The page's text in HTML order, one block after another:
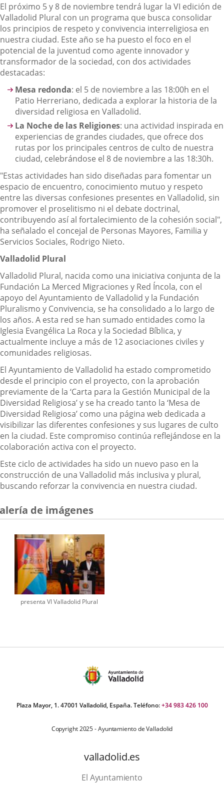
El próximo 5 y 8 de noviembre tendrá lugar la VI edición de
Valladolid Plural con un programa que busca consolidar
los principios de respeto y convivencia interreligiosa en
nuestra ciudad. Este año se ha puesto el foco en el
potencial de la juventud como agente innovador y
transformador de la sociedad, con dos actividades
destacadas:
Mesa redonda: el 5 de noviembre a las 18:00h en el
Patio Herreriano, dedicada a explorar la historia de la
diversidad religiosa en Valladolid.
La Noche de las Religiones: una actividad inspirada en
experiencias de grandes ciudades, que ofrece dos
rutas por los principales centros de culto de nuestra
ciudad, celebrándose el 8 de noviembre a las 18:30h.
"Estas actividades han sido diseñadas para fomentar un
espacio de encuentro, conocimiento mutuo y respeto
entre las diversas confesiones presentes en Valladolid, sin
promover el proselitismo ni el debate doctrinal,
contribuyendo así al fortalecimiento de la cohesión social",
ha señalado el concejal de Personas Mayores, Familia y
Servicios Sociales, Rodrigo Nieto.
Valladolid Plural
Valladolid Plural, nacida como una iniciativa conjunta de la
Fundación La Merced Migraciones y Red Íncola, con el
apoyo del Ayuntamiento de Valladolid y la Fundación
Pluralismo y Convivencia, se ha consolidado a lo largo de
los años. A esta red se han sumado entidades como la
Iglesia Evangélica La Roca y la Sociedad Bíblica, y
actualmente incluye a más de 12 asociaciones civiles y
comunidades religiosas.
El Ayuntamiento de Valladolid ha estado comprometido
desde el principio con el proyecto, con la aprobación
previamente de la ‘Carta para la Gestión Municipal de la
Diversidad Religiosa’ y se ha creado tanto la ‘Mesa de
Diversidad Religiosa’ como una página web dedicada a
visibilizar las diferentes confesiones y sus lugares de culto
en la ciudad. Este compromiso continúa reflejándose en la
colaboración activa con el proyecto.
Este ciclo de actividades ha sido un nuevo paso en la
construcción de una Valladolid más inclusiva y plural,
buscando reforzar la convivencia en nuestra ciudad.
de imágenes
presenta VI Valladolid Plural
Plaza Mayor, 1. 47001 Valladolid, España. Teléfono:+34 983 426 100
Copyright 2025 - Ayuntamiento de Valladolid
valladolid.es
El Ayuntamiento